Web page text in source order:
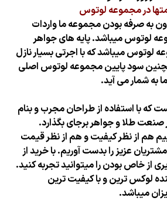
در مجموعه لوتوس
به صرفه بودن مجموعه ما واردات
لوتوس میباشد. پایه های جواهر
لوتوس میباشد که با اجرتی بسیار نازل
سود پایین مجموعه لوتوس اصلی
ما به شمار می آید.
که با استفاده از طراحان مجرب و بنام
صنعت طلا و جواهر برجای بگذارد.
هم از نظر کیفیت و هم از نظر قیمت
عزیز را بدست آوریم. با خرید از
از خاص بودن را میتوانید تجربه کنید.
لوکس ترین و با کیفیت ترین
میباشد.